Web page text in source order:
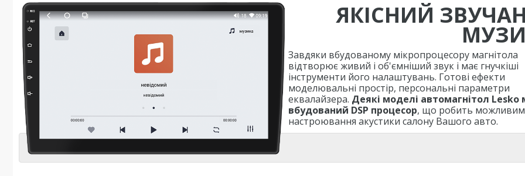
ЯКІСНИЙ
Завдяки вбудованому мікропроцесору магнітола
відтворює живий і об'ємніший звук і має гнучкіші
інструменти його налаштувань. Готові ефекти
моделювальні простір, персональні параметри
еквалайзера. Деякі моделі автомагнітол
вбудований DSP процесор, що робить
настроювання акустики салону Вашого авто.